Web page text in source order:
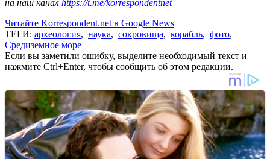
на наш канал https://t.me/korrespondentnet
Читайте Korrespondent.net в Google News
ТЕГИ: археология, наука, сокровища, корабль, фото,
Средиземное море
Если вы заметили ошибку, выделите необходимый текст и
нажмите Ctrl+Enter, чтобы сообщить об этом редакции.